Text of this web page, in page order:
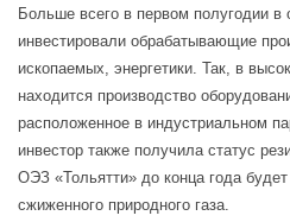
Больше всего в первом полугодии в
инвестировали обрабатывающие
ископаемых, энергетики. Так, в
находится производство
расположенное в индустриальном
инвестор также получила статус
ОЭЗ «Тольятти» до конца года
сжиженного природного газа.